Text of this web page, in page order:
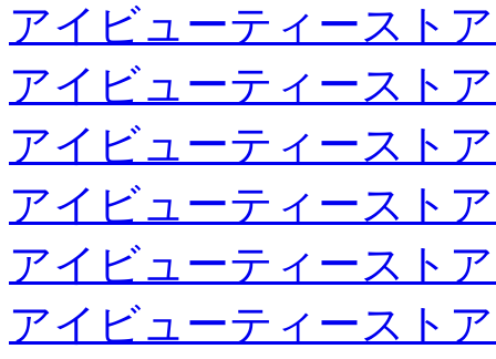
アイビューティースト
アイビューティースト
アイビューティースト
アイビューティースト
アイビューティースト
アイビューティースト